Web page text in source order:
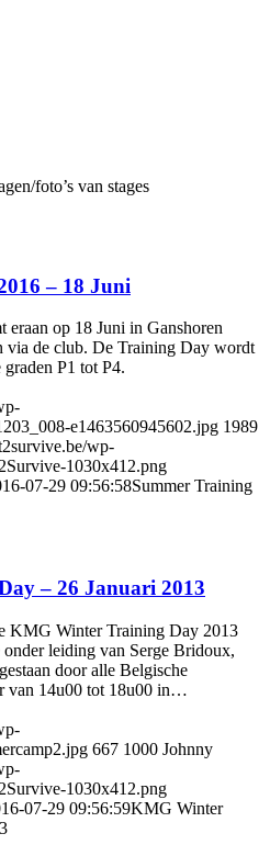
foto’s van stages
– 18 Juni
op 18 Juni in Ganshoren
via de club. De Training Day wordt
P1 tot P4.
e1463560945602.jpg 1989
wp-
1030x412.png
07-29 09:56:58Summer Training
– 26 Januari 2013
KMG Winter Training Day 2013
onder leiding van Serge Bridoux,
door alle Belgische
van 14u00 tot 18u00 in…
667 1000 Johnny
1030x412.png
07-29 09:56:59KMG Winter